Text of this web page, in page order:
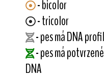
- bicolor
- tricolor
- pes má DNA profil
- pes má
DNA